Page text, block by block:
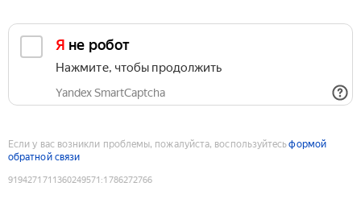
Я не робот
Нажмите, чтобы продолжить
Yandex SmartCaptcha
Если у вас возникли проблемы, пожалуйста, воспользуйтесьформой
обратной связи
9194271711360249571 :1786272766